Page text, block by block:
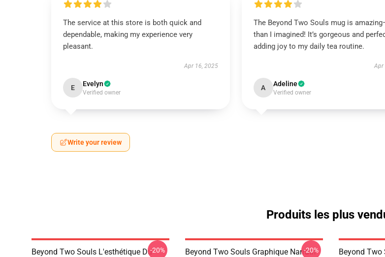
The service at this store is both quick and
dependable, making my experience very
pleasant.
Apr 16, 2025
E Evelyn
Verified owner
The Beyond Two Souls mug is
than I imagined! It’s gorgeous and
adding joy to my daily tea routine.
Apr
A Adeline
Verified owner
Write your review
Produits les plus
Beyond Two Souls L'esthétique Du-20%
Beyond Two Souls Graphique Narratif
-20%
Beyond